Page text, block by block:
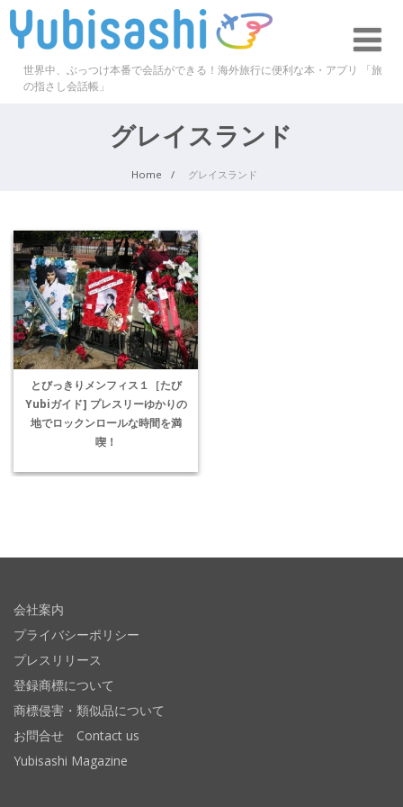
世界中、ぶっつけ本番で会話ができる！海外旅行に便利な本・アプリ 「旅
の指さし会話帳」
グレイスランド
Home グレイスランド
とびっきりメンフィス１［たび
Yubiガイド] プレスリーゆかりの
地でロックンロールな時間を満
喫！
会社案内
プライバシーポリシー
プレスリリース
登録商標について
商標侵害・類似品について
お問合せ Contact us
Yubisashi Magazine